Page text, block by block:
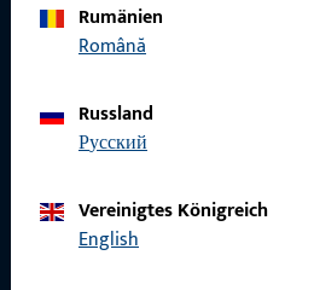
Haben Sie Fragen oder wünschen
Wir sind gerne für Sie da – schnell,
Rumänien
Română
Russland
русский
Vereinigtes Königreich
English